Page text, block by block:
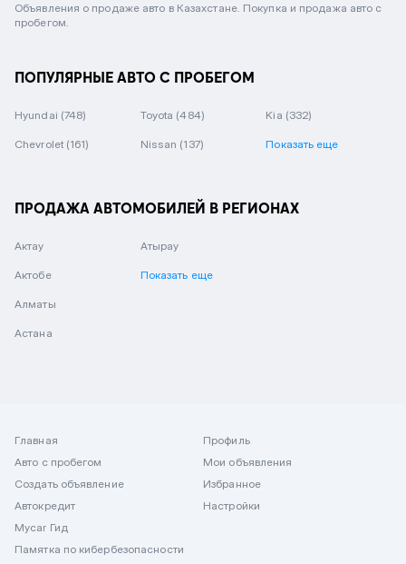
Объявления о продаже авто в Казахстане. Покупка и продажа авто с
пробегом.
ПОПУЛЯРНЫЕ АВТО С ПРОБЕГОМ
Hyundai (748) Toyota (484) Kia (332)
Chevrolet (161) Nissan (137) Показать еще
ПРОДАЖА АВТОМОБИЛЕЙ В РЕГИОНАХ
Актау
Актобе
Алматы
Астана
Атырау
Показать еще
Главная
Авто с пробегом
Создать объявление
Автокредит
Mycar Гид
Памятка по кибербезопасности
Профиль
Мои объявления
Избранное
Настройки